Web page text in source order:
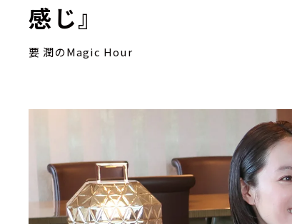
感じ』
要 潤のMagic Hour